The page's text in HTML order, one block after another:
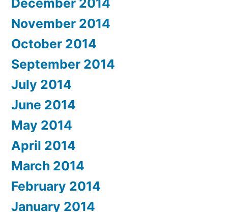
November 2014
October 2014
September 2014
July 2014
June 2014
May 2014
April 2014
March 2014
February 2014
January 2014